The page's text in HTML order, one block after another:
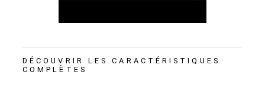
DÉCOUVRIR LES CARACTÉRISTIQUES
COMPLÈTES